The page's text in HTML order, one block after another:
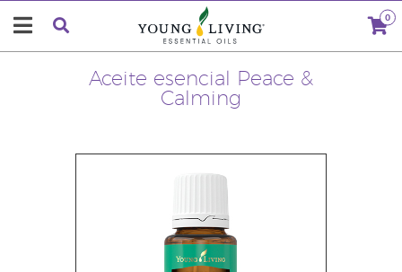
0
Aceite esencial Peace &
Calming